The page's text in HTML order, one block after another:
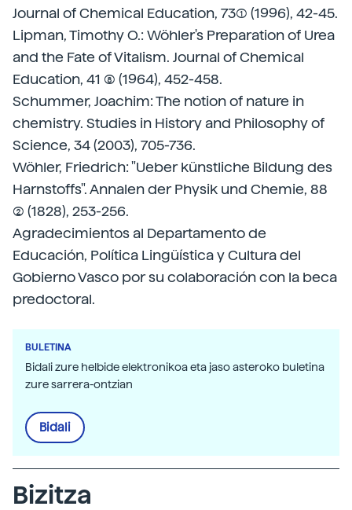
Journal of Chemical Education, 73(1) (1996), 42-45.
Lipman, Timothy O.: Wöhler's Preparation of Urea
and the Fate of Vitalism. Journal of Chemical
Education, 41 (8) (1964), 452-458.
Schummer, Joachim: The notion of nature in
chemistry. Studies in History and Philosophy of
Science, 34 (2003), 705-736.
Wöhler, Friedrich: "Ueber künstliche Bildung des
Harnstoffs". Annalen der Physik und Chemie, 88
(2) (1828), 253-256.
Agradecimientos al Departamento de
Educación, Política Lingüística y Cultura del
Gobierno Vasco por su colaboración con la beca
predoctoral.
BULETINA
Bidali zure helbide elektronikoa eta jaso asteroko buletina
zure sarrera-ontzian
Bidali
Bizitza